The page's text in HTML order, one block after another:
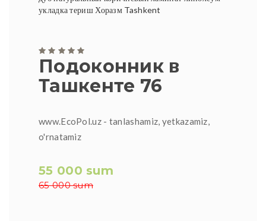
Подоконник в
Ташкенте 76
www.EcoPol.uz - tanlashamiz, yetkazamiz,
o'rnatamiz
55 000 sum
65 000 sum